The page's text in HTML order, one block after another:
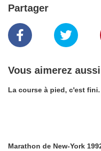
Partager
Vous aimerez aussi
La course à pied, c'est fini.
Marathon de New-York